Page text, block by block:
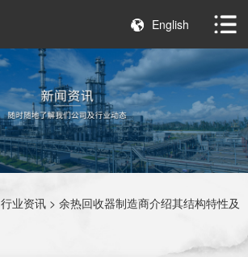
English
行业资讯> 余热回收器制造商介绍其结构特性及